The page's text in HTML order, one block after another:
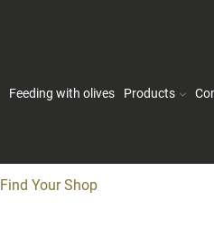
Feeding with olives Products
Find Your Shop